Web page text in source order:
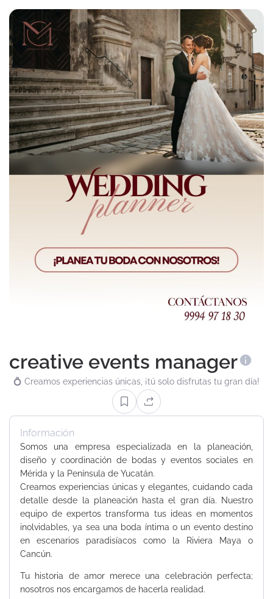
creative events manager
💍 Creamos experiencias únicas, ¡tú solo disfrutas tu gran día!
Información
Somos una empresa especializada en la planeación,
diseño y coordinación de bodas y eventos sociales en
Mérida y la Península de Yucatán.
Creamos experiencias únicas y elegantes, cuidando cada
detalle desde la planeación hasta el gran día. Nuestro
equipo de expertos transforma tus ideas en momentos
inolvidables, ya sea una boda íntima o un evento destino
en escenarios paradisíacos como la Riviera Maya o
Cancún.
Tu historia de amor merece una celebración perfecta;
nosotros nos encargamos de hacerla realidad.